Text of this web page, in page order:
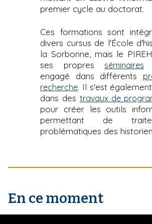
premier cycle au doctorat.
Ces formations sont
divers cursus de l'École
la Sorbonne, mais le
ses propres séminaires
engagé dans différents
recherche. Il s'est
dans des travaux de
pour créer les outils
permettant de
problématiques des
En ce moment